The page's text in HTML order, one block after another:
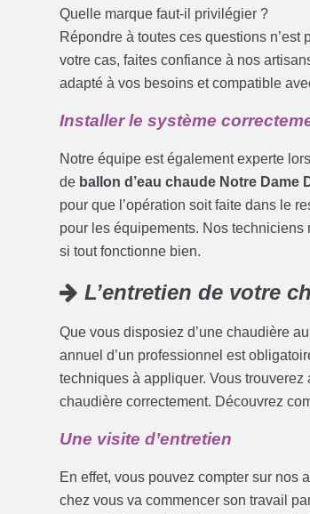
Quelle marque faut-il privilégier ?
Répondre à toutes ces questions n’est
votre cas, faites confiance à nos
adapté à vos besoins et compatible
Installer le système
Notre équipe est également experte
de ballon d’eau chaude Notre
pour que l’opération soit faite dans le
pour les équipements. Nos techniciens
si tout fonctionne bien.
L’entretien de votre
Que vous disposiez d’une chaudière
annuel d’un professionnel est
techniques à appliquer. Vous trouverez
chaudière correctement. Découvrez
Une visite d’entretien
En effet, vous pouvez compter sur nos
chez vous va commencer son travail